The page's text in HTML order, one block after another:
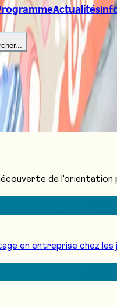
Actualités
Actualités
Infos
Exposants Devenir
sélection Rechercher...
de l'orientation
en entreprise chez